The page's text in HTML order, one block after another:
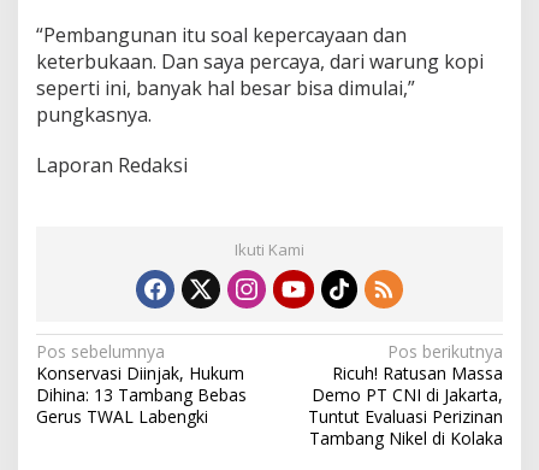
“Pembangunan itu soal kepercayaan dan
keterbukaan. Dan saya percaya, dari warung kopi
seperti ini, banyak hal besar bisa dimulai,”
pungkasnya.
Laporan Redaksi
Ikuti Kami
N
a
v
Pos sebelumnya
Konservasi Diinjak, Hukum
Dihina: 13 Tambang Bebas
Gerus TWAL Labengki
Pos berikutnya
Ricuh! Ratusan Massa
Demo PT CNI di Jakarta,
Tuntut Evaluasi Perizinan
Tambang Nikel di Kolaka